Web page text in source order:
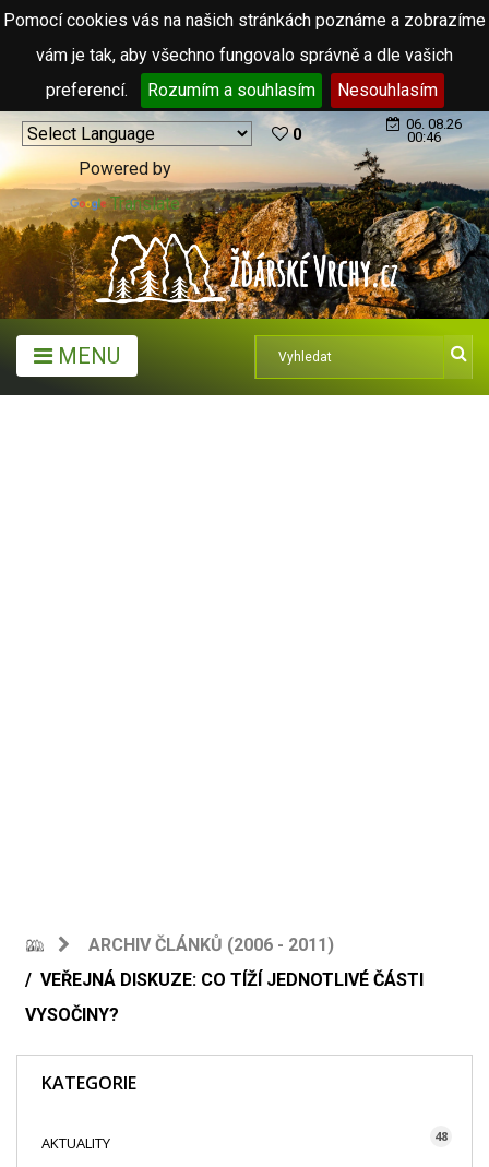
Pomocí cookies vás na našich stránkách poznáme a zobrazíme
vám je tak, aby všechno fungovalo správně a dle vašich
preferencí.
Rozumím a souhlasím Nesouhlasím
Powered by
Translate
0
06. 08.26
00:46
MENU
ARCHIV ČLÁNKŮ (2006 - 2011)
VEŘEJNÁ DISKUZE: CO TÍŽÍ JEDNOTLIVÉ ČÁSTI
VYSOČINY?
KATEGORIE
AKTUALITY 48